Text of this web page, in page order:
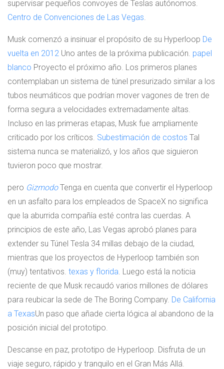
supervisar pequeños convoyes de Teslas autónomos.
Centro de Convenciones de Las Vegas.
Musk comenzó a insinuar el propósito de su Hyperloop De
vuelta en 2012 Uno antes de la próxima publicación. papel
blanco Proyecto el próximo año. Los primeros planes
contemplaban un sistema de túnel presurizado similar a los
tubos neumáticos que podrían mover vagones de tren de
forma segura a velocidades extremadamente altas.
Incluso en las primeras etapas, Musk fue ampliamente
criticado por los críticos. Subestimación de costos Tal
sistema nunca se materializó, y los años que siguieron
tuvieron poco que mostrar.
pero GizmodoTenga en cuenta que convertir el Hyperloop
en un asfalto para los empleados de SpaceX no significa
que la aburrida compañía esté contra las cuerdas. A
principios de este año, Las Vegas aprobó planes para
extender su Túnel Tesla 34 millas debajo de la ciudad,
mientras que los proyectos de Hyperloop también son
(muy) tentativos. texas y florida. Luego está la noticia
reciente de que Musk recaudó varios millones de dólares
para reubicar la sede de The Boring Company. De California
a TexasUn paso que añade cierta lógica al abandono de la
posición inicial del prototipo.
Descanse en paz, prototipo de Hyperloop. Disfruta de un
viaje seguro, rápido y tranquilo en el Gran Más Allá.